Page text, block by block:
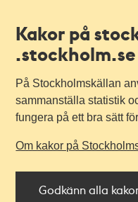
Kakor på
.stockholm.se
På Stockholmskällan
sammanställa statistik
fungera på ett bra sätt
Om kakor på
Godkänn alla